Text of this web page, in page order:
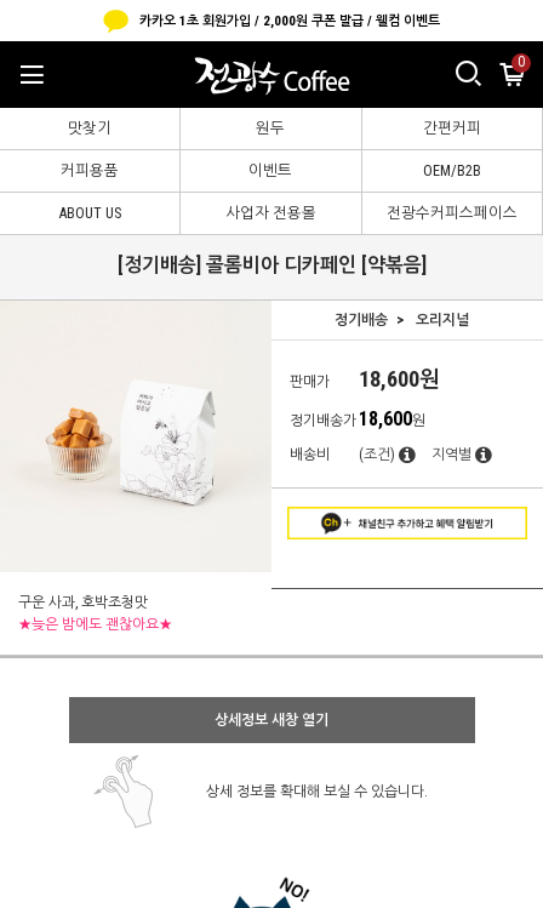
카카오 1초 회원가입 / 2,000원 쿠폰 발급 / 웰컴 이벤트
0
맛찾기 원두 간편커피
커피용품 이벤트 OEM/B2B
ABOUT US 사업자 전용몰 전광수커피스페이스
[정기배송] 콜롬비아 디카페인 [약볶음]
구운 사과, 호박조청맛
★늦은 밤에도 괜찮아요★
정기배송 오리지널
판매가 18,600원
정기배송가 18,600원
배송비
(조건) 지역별
상세정보 새창 열기
상세 정보를 확대해 보실 수 있습니다.